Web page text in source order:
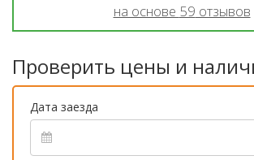
на основе 59 отзывов
Проверить цены и
Дата заезда